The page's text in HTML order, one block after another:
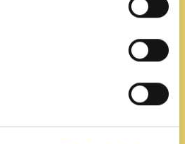
dorare la cipolla con un filo di
di alloro. Versate il riso e fatelo